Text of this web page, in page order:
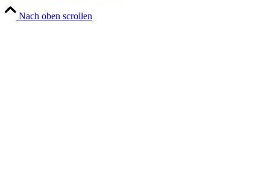
Nach oben scrollen